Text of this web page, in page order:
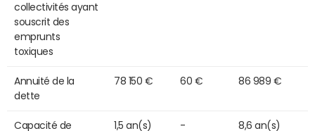
collectivités ayant
souscrit des
emprunts
toxiques
Annuité de la
dette
78 150 € 60 € 86 989 €
Capacité de
1,5 an(s) - 8,6 an(s)